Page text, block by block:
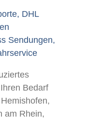
DHL
Sendungen,
Bedarf
am Rhein,